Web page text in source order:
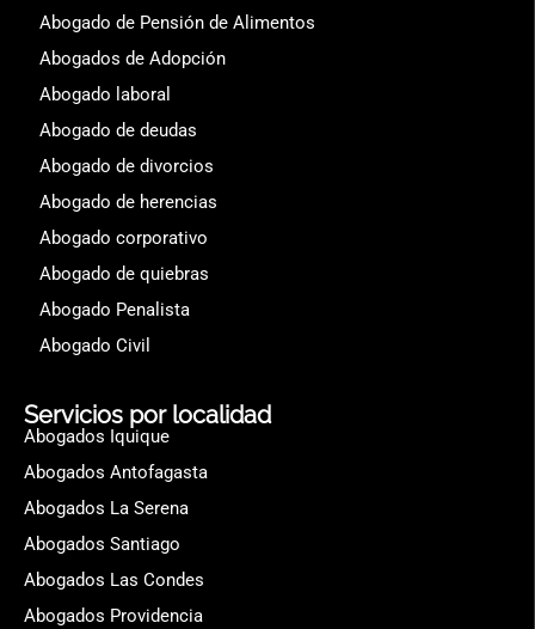
Abogado de Pensión de Alimentos
Abogados de Adopción
Abogado laboral
Abogado de deudas
Abogado de divorcios
Abogado de herencias
Abogado corporativo
Abogado de quiebras
Abogado Penalista
Abogado Civil
Servicios por localidad
Abogados Iquique
Abogados Antofagasta
Abogados La Serena
Abogados Santiago
Abogados Las Condes
Abogados Providencia